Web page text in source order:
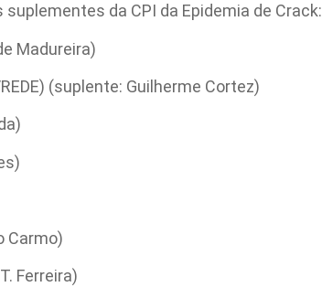
da CPI da Epidemia de Crack:
Madureira)
(suplente: Guilherme Cortez)
Carmo)
Ferreira)